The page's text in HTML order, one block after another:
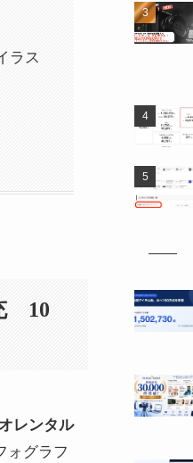
ラス
10
レンタル
ォグラフ